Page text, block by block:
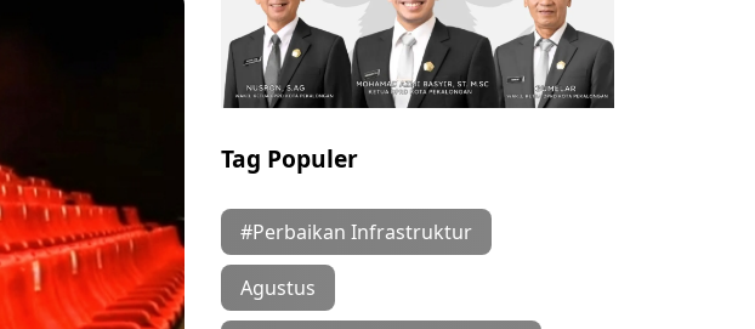
Tag Populer
#Perbaikan Infrastruktur
Agustus